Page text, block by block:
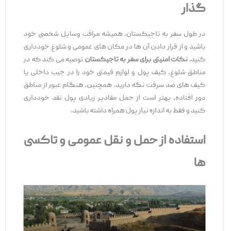
گذار
در طول سفر به تاجیکستان، همیشه مراقب وسایل شخصی خود
باشید و از قرار دادن آن ‌ها در مکان ‌های عمومی و شلوغ خودداری
کنید.نکات امنیتی برای سفر به تاجیکستانتوصیه می ‌کند که در
مناطق شلوغ، کیف پول و لوازم قیمتی خود را در جیب داخلی یا
کیف ‌های ضد سرقت نگه دارید. همچنین، هنگام عبور از مناطق
دور افتاده، بهتر است از حمل مقادیر زیادی پول نقد خودداری
کنید و فقط به اندازه نیاز پول همراه داشته باشید.
استفاده از حمل و نقل عمومی و تاکسی
‌ها